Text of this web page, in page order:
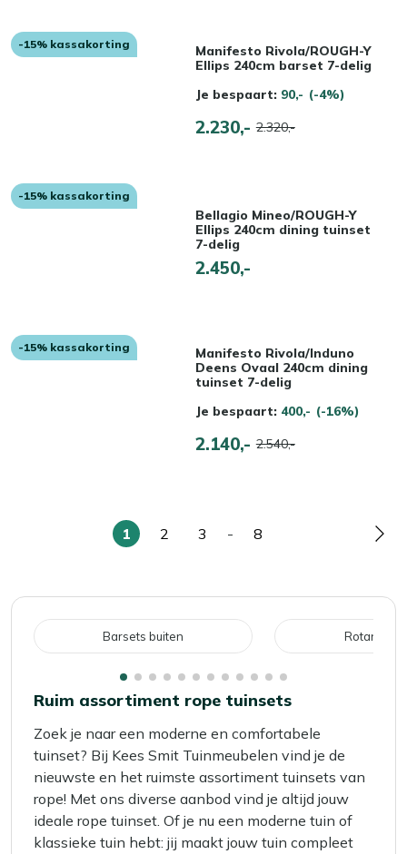
-15% kassakorting
Manifesto Rivola/ROUGH-Y
Ellips 240cm barset 7-delig
Je bespaart: 90,- (-4%)
2.230,- 2.320,-
-15% kassakorting
Bellagio Mineo/ROUGH-Y
Ellips 240cm dining tuinset
7-delig
2.450,-
-15% kassakorting
Manifesto Rivola/Induno
Deens Ovaal 240cm dining
tuinset 7-delig
Je bespaart: 400,- (-16%)
2.140,- 2.540,-
U
1
Pagina
2
Pagina
3 -
Pagina
8
Barsets buiten Rotan
Ruim assortiment rope tuinsets
Zoek je naar een moderne en comfortabele
tuinset? Bij Kees Smit Tuinmeubelen vind je de
nieuwste en het ruimste assortiment tuinsets van
rope! Met ons diverse aanbod vind je altijd jouw
ideale rope tuinset. Of je nu een moderne tuin of
klassieke tuin hebt: jij maakt jouw tuin compleet